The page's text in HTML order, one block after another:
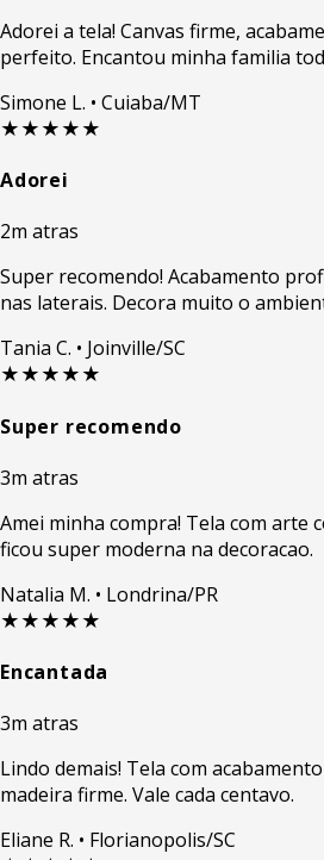
Adorei a tela! Canvas firme,
perfeito. Encantou minha familia
Simone L. • Cuiaba/MT
★★★★★
Adorei
2m atras
Super recomendo! Acabamento
nas laterais. Decora muito o
Tania C. • Joinville/SC
★★★★★
Super recomendo
3m atras
Amei minha compra! Tela com arte
ficou super moderna na decoracao.
Natalia M. • Londrina/PR
★★★★★
Encantada
3m atras
Lindo demais! Tela com
madeira firme. Vale cada centavo.
Eliane R. • Florianopolis/SC